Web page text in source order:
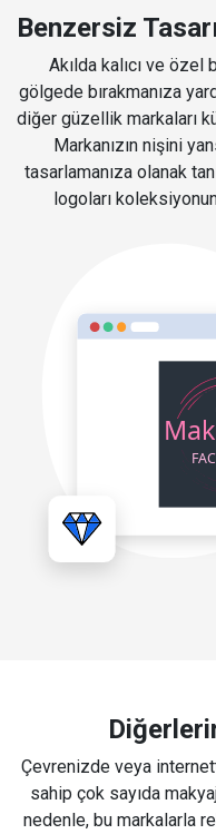
Benzersiz
Akılda kalıcı ve özel
gölgede bırakmanıza
diğer güzellik markaları
Markanızın nişini
tasarlamanıza olanak
logoları
Çevrenizde veya
sahip çok sayıda
nedenle, bu markalarla